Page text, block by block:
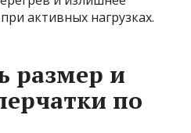
активных нагрузках.
размер и
по